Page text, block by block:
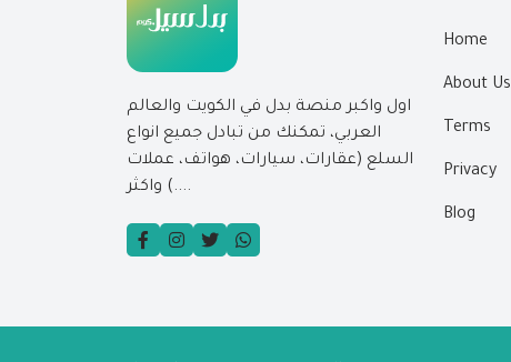
اول واكبر منصة بدل في الكويت والعالم
العربي، تمكنك من تبادل جميع انواع
السلع (عقارات، سيارات، هواتف، عملات
....) واكثر
Home
About Us
Terms
Privacy
Blog